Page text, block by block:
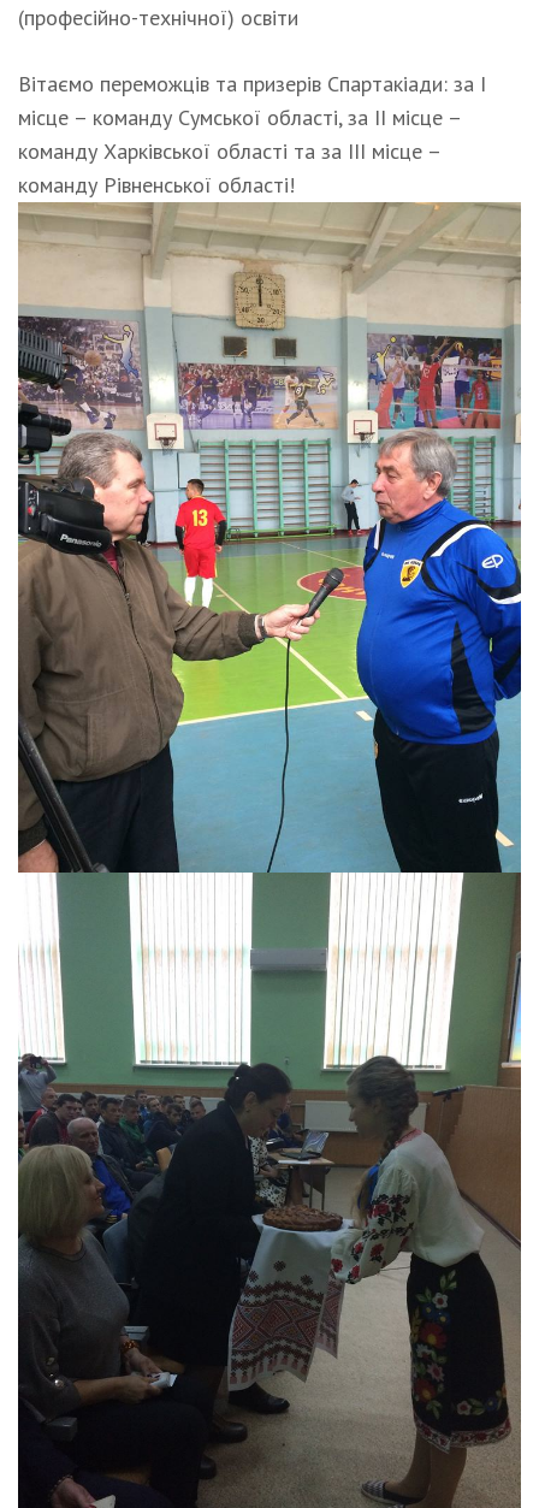
(професійно-технічної) освіти
Вітаємо переможців та призерів Спартакіади: за І
місце – команду Сумської області, за ІІ місце –
команду Харківської області та за ІІІ місце –
команду Рівненської області!